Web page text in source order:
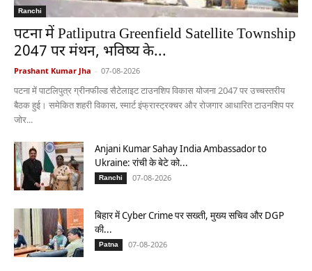
Ranchi
पटना में Patliputra Greenfield Satellite Township
2047 पर मंथन, भविष्य के...
Prashant Kumar Jha - 07-08-2026
पटना में पाटलिपुत्र ग्रीनफील्ड सैटेलाइट टाउनशिप विकास योजना 2047 पर उच्चस्तरीय
बैठक हुई। समेकित शहरी विकास, स्मार्ट इंफ्रास्ट्रक्चर और रोजगार आधारित टाउनशिप पर
जोर...
Anjani Kumar Sahay India Ambassador to
Ukraine: रांची के बेटे को...
Ranchi 07-08-2026
बिहार में Cyber Crime पर सख्ती, मुख्य सचिव और DGP
की...
Patna 07-08-2026